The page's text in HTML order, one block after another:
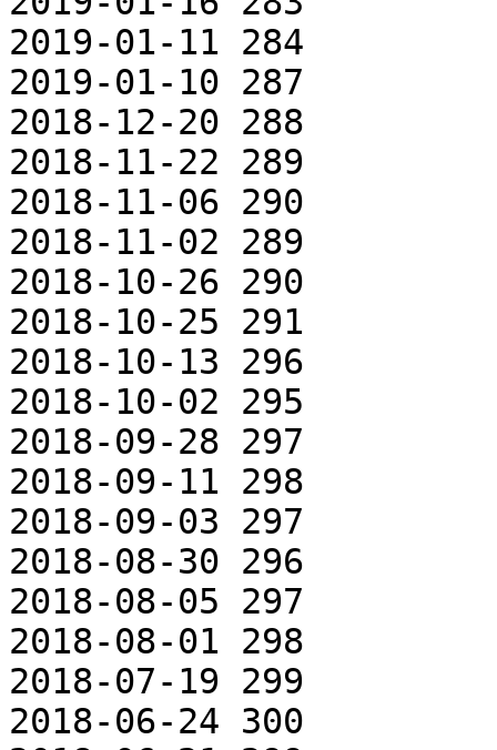
2019-01-11 284
2019-01-10 287
2018-12-20 288
2018-11-22 289
2018-11-06 290
2018-11-02 289
2018-10-26 290
2018-10-25 291
2018-10-13 296
2018-10-02 295
2018-09-28 297
2018-09-11 298
2018-09-03 297
2018-08-30 296
2018-08-05 297
2018-08-01 298
2018-07-19 299
2018-06-24 300